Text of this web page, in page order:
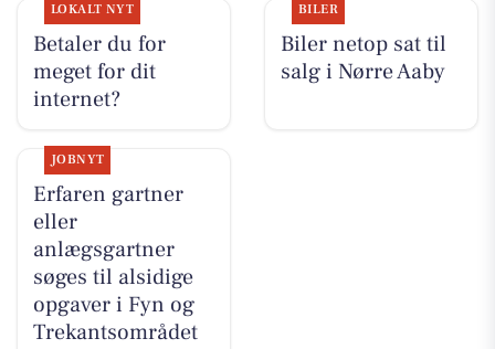
LOKALT NYT
Betaler du for
meget for dit
internet?
BILER
Biler netop sat til
salg i Nørre Aaby
JOBNYT
Erfaren gartner
eller
anlægsgartner
søges til alsidige
opgaver i Fyn og
Trekantsområdet